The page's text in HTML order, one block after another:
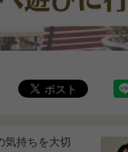
気持ちを大切